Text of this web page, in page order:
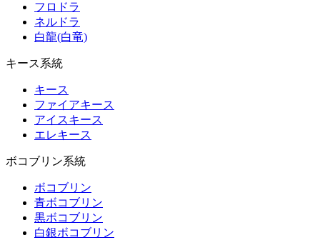
フロドラ
ネルドラ
白龍(白竜)
キース系統
キース
ファイアキース
アイスキース
エレキース
ボコブリン系統
ボコブリン
青ボコブリン
黒ボコブリン
白銀ボコブリン